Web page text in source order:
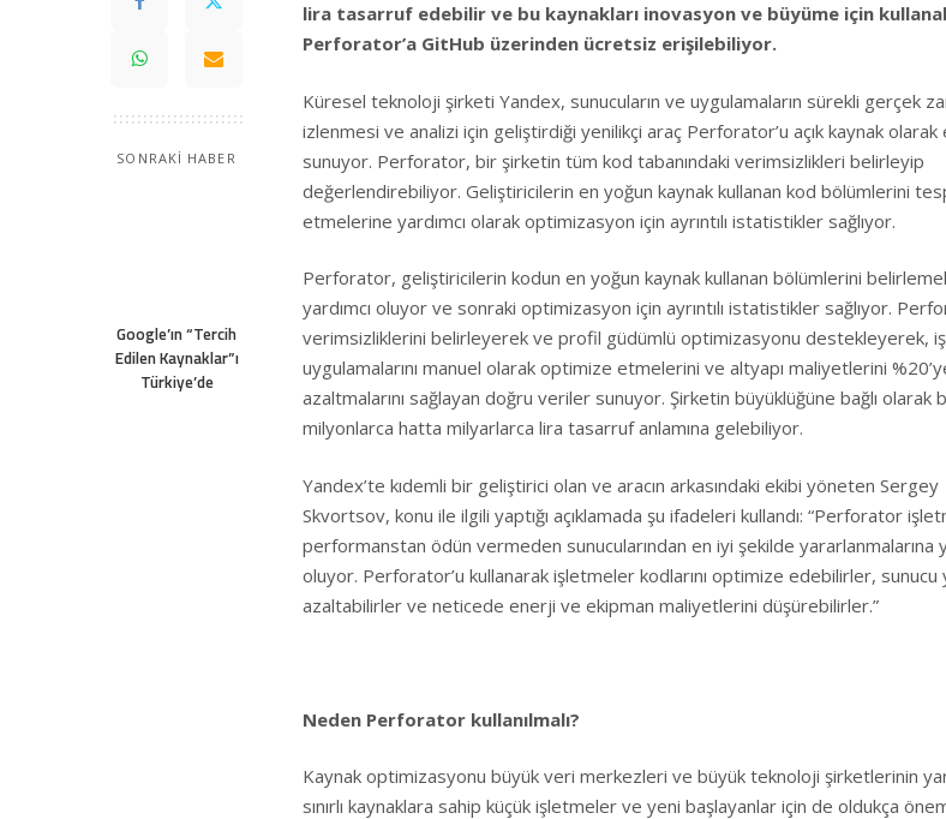
SONRAKİ HABER
Google’ın “Tercih
Edilen Kaynaklar”ı
Türkiye’de
lira tasarruf edebilir ve bu kaynakları inovasyon ve büyüme için
Perforator’a GitHub üzerinden ücretsiz erişilebiliyor.
Küresel teknoloji şirketi Yandex, sunucuların ve uygulamaların sürekli gerçek
izlenmesi ve analizi için geliştirdiği yenilikçi araç Perforator’u açık kaynak olarak
sunuyor. Perforator, bir şirketin tüm kod tabanındaki verimsizlikleri belirleyip
değerlendirebiliyor. Geliştiricilerin en yoğun kaynak kullanan kod bölümlerini
etmelerine yardımcı olarak optimizasyon için ayrıntılı istatistikler sağlıyor.
Perforator, geliştiricilerin kodun en yoğun kaynak kullanan bölümlerini
yardımcı oluyor ve sonraki optimizasyon için ayrıntılı istatistikler sağlıyor.
verimsizliklerini belirleyerek ve profil güdümlü optimizasyonu destekleyerek,
uygulamalarını manuel olarak optimize etmelerini ve altyapı maliyetlerini
azaltmalarını sağlayan doğru veriler sunuyor. Şirketin büyüklüğüne bağlı olarak
milyonlarca hatta milyarlarca lira tasarruf anlamına gelebiliyor.
Yandex’te kıdemli bir geliştirici olan ve aracın arkasındaki ekibi yöneten Sergey
Skvortsov, konu ile ilgili yaptığı açıklamada şu ifadeleri kullandı: “Perforator
performanstan ödün vermeden sunucularından en iyi şekilde yararlanmalarına
oluyor. Perforator’u kullanarak işletmeler kodlarını optimize edebilirler, sunucu
azaltabilirler ve neticede enerji ve ekipman maliyetlerini düşürebilirler.”
Neden Perforator kullanılmalı?
Kaynak optimizasyonu büyük veri merkezleri ve büyük teknoloji şirketlerinin
sınırlı kaynaklara sahip küçük işletmeler ve yeni başlayanlar için de oldukça